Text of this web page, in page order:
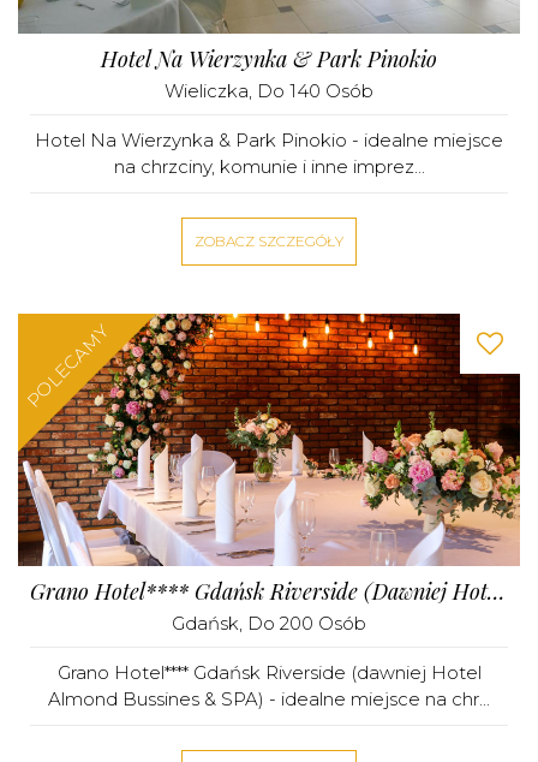
Hotel Na Wierzynka & Park Pinokio
Wieliczka , Do 140 Osób
Hotel Na Wierzynka & Park Pinokio - idealne miejsce
na chrzciny, komunie i inne imprez...
ZOBACZ SZCZEGÓŁY
POLECAMY
Grano Hotel**** Gdańsk Riverside (dawniej Hotel Almond Bussines & SPA)
Gdańsk , Do 200 Osób
Grano Hotel**** Gdańsk Riverside (dawniej Hotel
Almond Bussines & SPA) - idealne miejsce na chr...